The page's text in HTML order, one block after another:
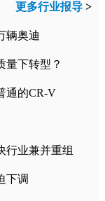
更多行业报导 >
辆奥迪
量下转型？
通的CR-V
行业兼并重组
下调